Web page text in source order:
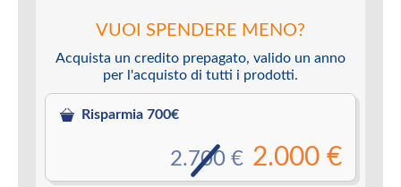
VUOI SPENDERE MENO?
Acquista un credito prepagato, valido un anno
per l'acquisto di tutti i prodotti.
Risparmia 700€
2.000 €
2.700 €